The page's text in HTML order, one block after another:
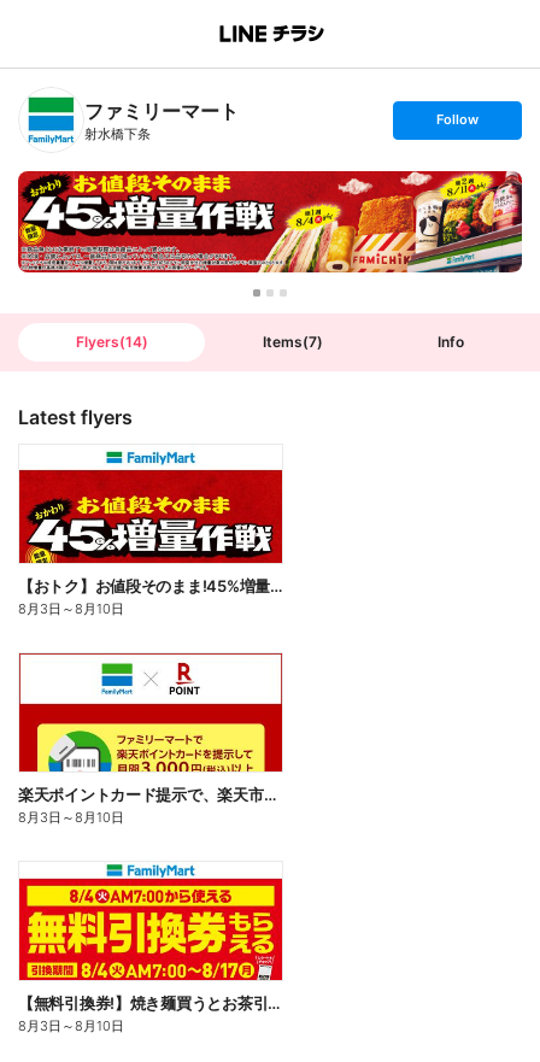
B
n
T
ファミリーマート
射水橋下条
s
t
o
l
l
o
w
Follow
Flyers(14) Items(7) Info
Latest flyers
【おトク】お値段そのまま!45%増量作戦!
8月3日 ～8月10日
楽天ポイントカード提示で、楽天市場でのお買い物がおトクに!
8月3日 ～8月10日
【無料引換券!】焼き麺買うとお茶引換券貰える!
8月3日 ～8月10日